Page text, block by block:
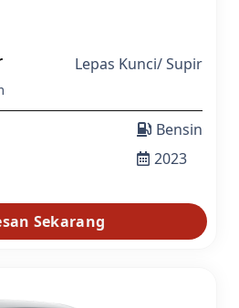
Lepas Kunci/Supir
Bensin
2023
Sekarang